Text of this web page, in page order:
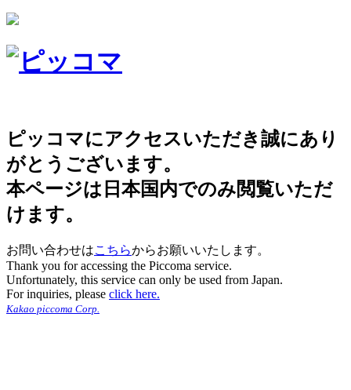
ピッコマにアクセスいただき誠にあり
がとうございます。
本ページは日本国内でのみ閲覧いただ
けます。
お問い合わせはこちらからお願いいたします。
Thank you for accessing the Piccoma service.
Unfortunately, this service can only be used from Japan.
For inquiries, please click here.
Kakao piccoma Corp.